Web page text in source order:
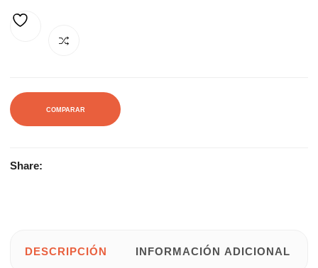
COMPARAR
Share:
DESCRIPCIÓN INFORMACIÓN ADICIONAL